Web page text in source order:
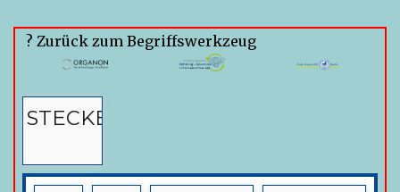
? Zurück zum Begriffswerkzeug
STECKBRIEF